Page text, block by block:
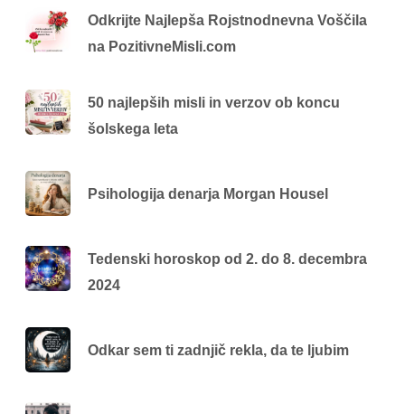
Odkrijte Najlepša Rojstnodnevna Voščila
na PozitivneMisli.com
50 najlepših misli in verzov ob koncu
šolskega leta
Psihologija denarja Morgan Housel
Tedenski horoskop od 2. do 8. decembra
2024
Odkar sem ti zadnjič rekla, da te ljubim